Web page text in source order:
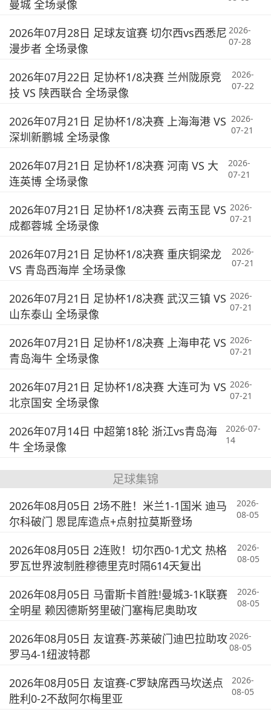
曼城 全场录像
2026年07月28日 足球友谊赛 切尔西vs西悉尼
漫步者 全场录像
2026-
07-28
2026年07月22日 足协杯1/8决赛 兰州陇原竞
技 VS 陕西联合 全场录像
2026-
07-22
2026年07月21日 足协杯1/8决赛 上海海港 VS
深圳新鹏城 全场录像
2026-
07-21
2026年07月21日 足协杯1/8决赛 河南 VS 大
连英博 全场录像
2026-
07-21
2026年07月21日 足协杯1/8决赛 云南玉昆 VS
成都蓉城 全场录像
2026-
07-21
2026年07月21日 足协杯1/8决赛 重庆铜梁龙
VS 青岛西海岸 全场录像
2026-
07-21
2026年07月21日 足协杯1/8决赛 武汉三镇 VS
山东泰山 全场录像
2026-
07-21
2026年07月21日 足协杯1/8决赛 上海申花 VS
青岛海牛 全场录像
2026-
07-21
2026年07月21日 足协杯1/8决赛 大连可为 VS
北京国安 全场录像
2026-
07-21
2026年07月14日 中超第18轮 浙江vs青岛海
牛 全场录像
2026-07-
14
足球集锦
2026年08月05日 2场不胜！米兰1-1国米 迪马
尔科破门 恩昆库造点+点射拉莫斯登场
2026-
08-05
2026年08月05日 2连败！切尔西0-1尤文 热格
罗瓦世界波制胜穆德里克时隔614天复出
2026-
08-05
2026年08月05日 马雷斯卡首胜!曼城3-1K联赛
全明星 赖因德斯努里破门塞梅尼奥助攻
2026-
08-05
2026年08月05日 友谊赛-苏莱破门迪巴拉助攻
罗马4-1纽波特郡
2026-
08-05
2026年08月05日 友谊赛-C罗缺席西马坎送点
胜利0-2不敌阿尔梅里亚
2026-
08-05